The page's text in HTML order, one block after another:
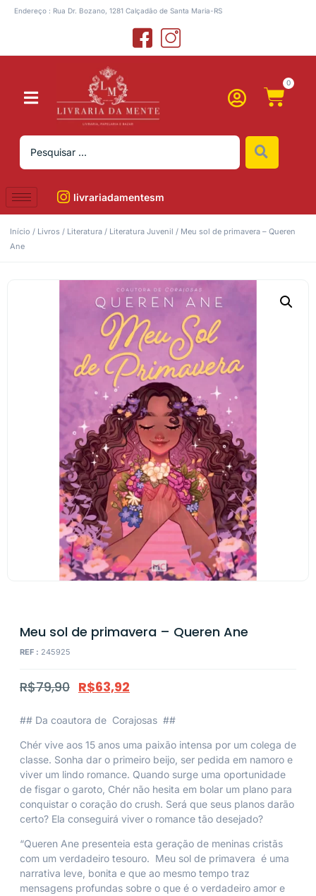
Endereço : Rua Dr. Bozano, 1281 Calçadão de Santa Maria-RS
0
livrariadamentesm
Início / Livros / Literatura / Literatura Juvenil / Meu sol de primavera – Queren
Ane
Meu sol de primavera – Queren Ane
REF : 245925
R$79,90 R$63,92
## Da coautora de Corajosas ##
Chér vive aos 15 anos uma paixão intensa por um colega de
classe. Sonha dar o primeiro beijo, ser pedida em namoro e
viver um lindo romance. Quando surge uma oportunidade
de fisgar o garoto, Chér não hesita em bolar um plano para
conquistar o coração do crush. Será que seus planos darão
certo? Ela conseguirá viver o romance tão desejado?
“Queren Ane presenteia esta geração de meninas cristãs
com um verdadeiro tesouro. Meu sol de primavera é uma
narrativa leve, bonita e que ao mesmo tempo traz
mensagens profundas sobre o que é o verdadeiro amor e